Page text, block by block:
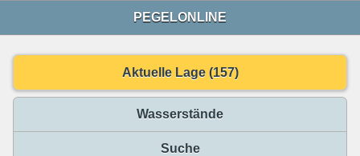
PEGELONLINE
Aktuelle Lage (157)
Wasserstände
Suche